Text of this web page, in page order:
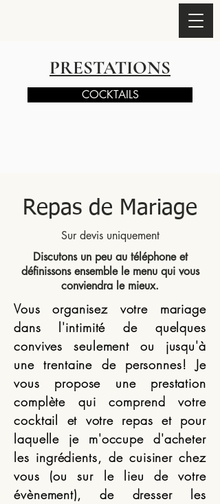
PRESTATIONS
COCKTAILS
Repas de Mariage
Sur devis uniquement
Discutons un peu au téléphone et
définissons ensemble le menu qui vous
conviendra le mieux.
Vous organisez votre mariage
dans l'intimité de quelques
convives seulement ou jusqu'à
une trentaine de personnes! Je
vous propose une prestation
complète qui comprend votre
cocktail et votre repas et pour
laquelle je m'occupe d'acheter
les ingrédients, de cuisiner chez
vous (ou sur le lieu de votre
évènement), de dresser les